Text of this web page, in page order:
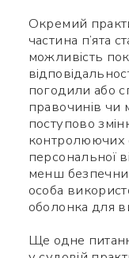
Окремий
частина п’ята
можливість
погодили або
правочинів чи
поступово
контролюючих
персональної
менш
особа
оболонка для
Ще одне